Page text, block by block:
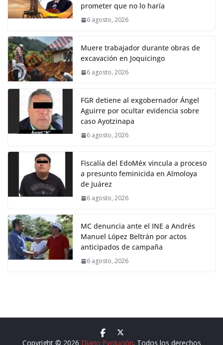
prometer que no lo haría
6 agosto, 2026
Muere trabajador durante obras de
excavación en Joquicingo
6 agosto, 2026
FGR detiene al exgobernador Ángel
Aguirre por ocultar evidencia sobre
caso Ayotzinapa
6 agosto, 2026
Fiscalía del EdoMéx vincula a proceso
a presunto feminicida en Almoloya
de Juárez
6 agosto, 2026
MC denuncia ante el INE a Andrés
Manuel López Beltrán por actos
anticipados de campaña
6 agosto, 2026
Copyright © 2026 Diario Evolución. Todos los derechos